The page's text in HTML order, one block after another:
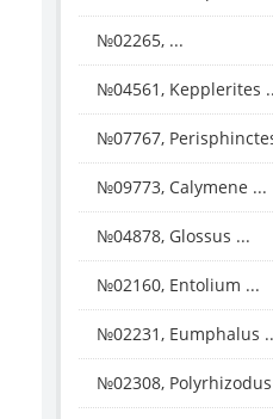
№02265, ...
№04561, Kepplerites
№07767,
№09773, Calymene ...
№04878, Glossus ...
№02160, Entolium ...
№02231, Eumphalus
№02308,